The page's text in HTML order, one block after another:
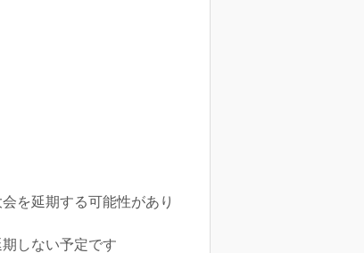
を延期する可能性があり
しない予定です